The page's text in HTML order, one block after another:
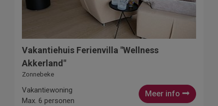
Vakantiehuis Ferienvilla "Wellness
Akkerland"
Zonnebeke
Meer info
Vakantiewoning
Max. 6 personen